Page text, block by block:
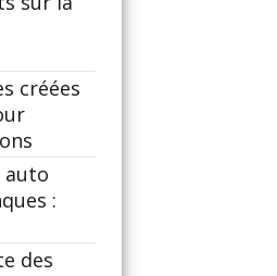
créées
auto
:
des